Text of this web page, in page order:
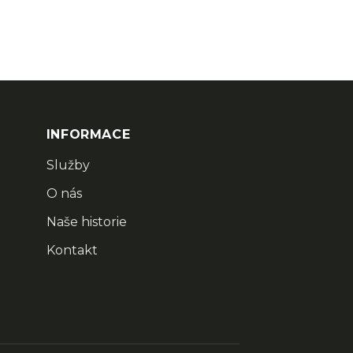
INFORMACE
Služby
O nás
Naše historie
Kontakt